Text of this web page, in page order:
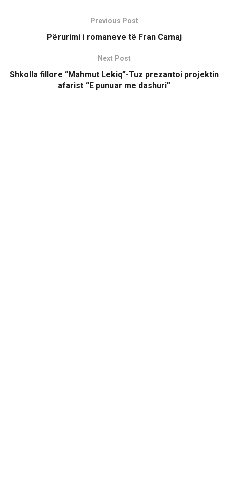
Previous Post
Përurimi i romaneve të Fran Camaj
Next Post
Shkolla fillore “Mahmut Lekiq”-Tuz prezantoi projektin
afarist “E punuar me dashuri”